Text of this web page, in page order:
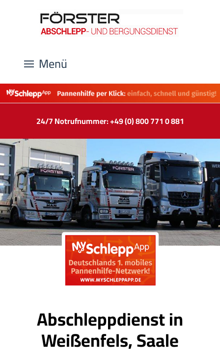
Menü
24/7 Notrufnummer: +49 (0) 800 771 0 881
Abschleppdienst in
Weißenfels, Saale